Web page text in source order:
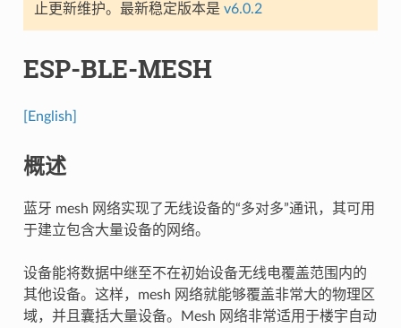
止更新维护。最新稳定版本是 v6.0.2
ESP-BLE-MESH
[English]
概述
蓝牙 mesh 网络实现了无线设备的“多对多”通讯，其可用
于建立包含大量设备的网络。
设备能将数据中继至不在初始设备无线电覆盖范围内的
其他设备。这样，mesh 网络就能够覆盖非常大的物理区
域，并且囊括大量设备。Mesh 网络非常适用于楼宇自动